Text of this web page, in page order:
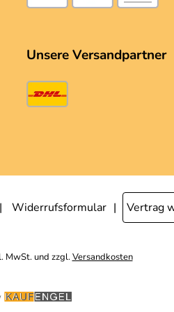
Unsere Versandpartner
Widerrufsformular Vertrag
MwSt. und zzgl.Versandkosten